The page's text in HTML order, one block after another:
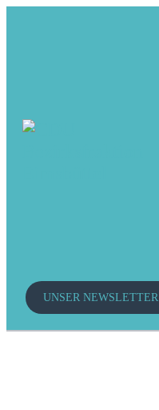
UNSER NEWSLETTER